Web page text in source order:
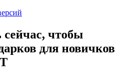
сейчас, чтобы
для новичков